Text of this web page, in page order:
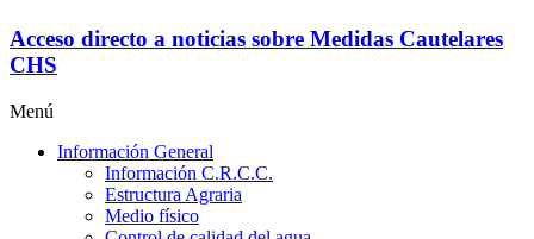
Acceso directo a noticias sobre Medidas Cautelares
CHS
Menú
Información General
Información C.R.C.C.
Estructura Agraria
Medio físico